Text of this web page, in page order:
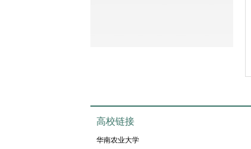
高校链接
华南农业大学